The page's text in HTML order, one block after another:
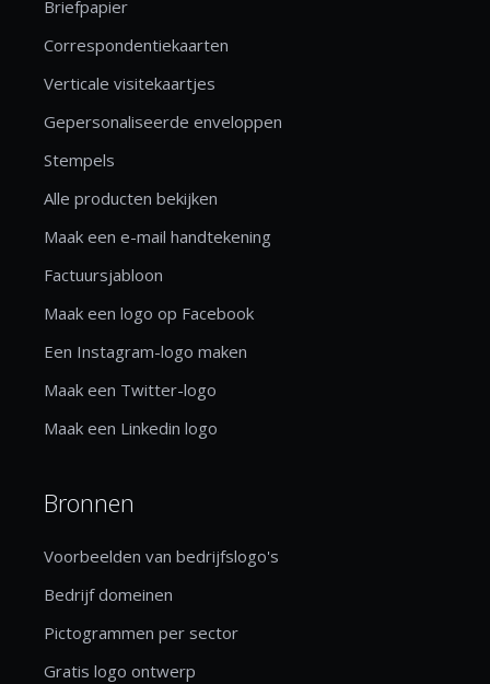
Briefpapier
Correspondentiekaarten
Verticale visitekaartjes
Gepersonaliseerde enveloppen
Stempels
Alle producten bekijken
Maak een e-mail handtekening
Factuursjabloon
Maak een logo op Facebook
Een Instagram-logo maken
Maak een Twitter-logo
Maak een Linkedin logo
Bronnen
Voorbeelden van bedrijfslogo's
Bedrijf domeinen
Pictogrammen per sector
Gratis logo ontwerp